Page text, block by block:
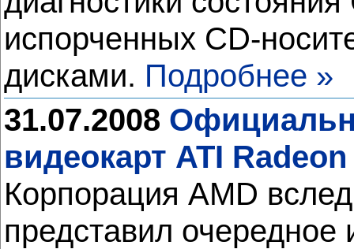
испорченных CD-
дисками. Подробнее »
31.07.2008
видеокарт ATI
Корпорация AMD
представил